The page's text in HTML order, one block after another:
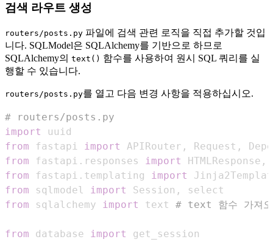
검색 라우트 생성
routers/posts.py 파일에 검색 관련 로직을 직접 추가할 것입
니다. SQLModel은 SQLAlchemy를 기반으로 하므로
SQLAlchemy의 text() 함수를 사용하여 원시 SQL 쿼리를 실
행할 수 있습니다.
routers/posts.py를 열고 다음 변경 사항을 적용하십시오.
# routers/posts.py
import
from fastapi import APIRouter , Request ,
from fastapi . responses import HTMLResponse ,
from fastapi . templating import
from sqlmodel import Session ,
from sqlalchemy import text # text 함수 가져오
from database import